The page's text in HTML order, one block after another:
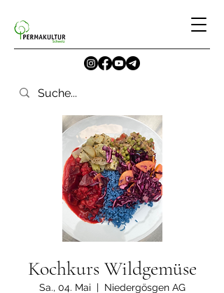
Kochkurs Wildgemüse
Sa., 04. Mai
  |
Niedergösgen AG